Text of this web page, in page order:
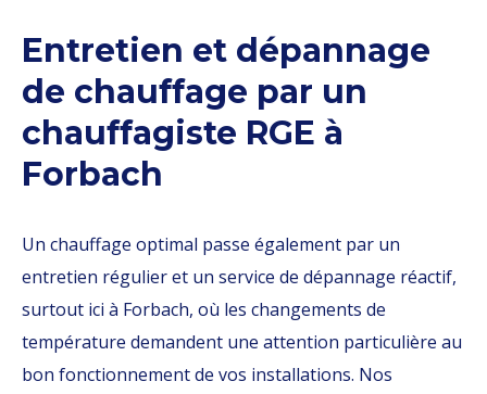
Entretien et dépannage
de chauffage par un
chauffagiste RGE à
Forbach
Un chauffage optimal passe également par un
entretien régulier et un service de dépannage réactif,
surtout ici à Forbach, où les changements de
température demandent une attention particulière au
bon fonctionnement de vos installations. Nos